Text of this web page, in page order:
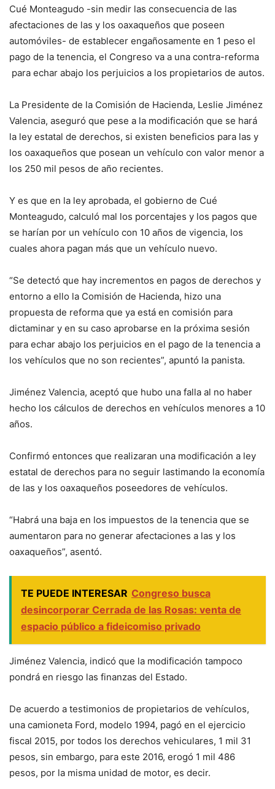
Cué Monteagudo -sin medir las consecuencia de las
afectaciones de las y los oaxaqueños que poseen
automóviles- de establecer engañosamente en 1 peso el
pago de la tenencia, el Congreso va a una contra-reforma
para echar abajo los perjuicios a los propietarios de autos.
La Presidente de la Comisión de Hacienda, Leslie Jiménez
Valencia, aseguró que pese a la modificación que se hará
la ley estatal de derechos, si existen beneficios para las y
los oaxaqueños que posean un vehículo con valor menor a
los 250 mil pesos de año recientes.
Y es que en la ley aprobada, el gobierno de Cué
Monteagudo, calculó mal los porcentajes y los pagos que
se harían por un vehículo con 10 años de vigencia, los
cuales ahora pagan más que un vehículo nuevo.
“Se detectó que hay incrementos en pagos de derechos y
entorno a ello la Comisión de Hacienda, hizo una
propuesta de reforma que ya está en comisión para
dictaminar y en su caso aprobarse en la próxima sesión
para echar abajo los perjuicios en el pago de la tenencia a
los vehículos que no son recientes”, apuntó la panista.
Jiménez Valencia, aceptó que hubo una falla al no haber
hecho los cálculos de derechos en vehículos menores a 10
años.
Confirmó entonces que realizaran una modificación a ley
estatal de derechos para no seguir lastimando la economía
de las y los oaxaqueños poseedores de vehículos.
“Habrá una baja en los impuestos de la tenencia que se
aumentaron para no generar afectaciones a las y los
oaxaqueños”, asentó.
TE PUEDE INTERESAR Congreso busca
desincorporar Cerrada de las Rosas: venta de
espacio público a fideicomiso privado
Jiménez Valencia, indicó que la modificación tampoco
pondrá en riesgo las finanzas del Estado.
De acuerdo a testimonios de propietarios de vehículos,
una camioneta Ford, modelo 1994, pagó en el ejercicio
fiscal 2015, por todos los derechos vehiculares, 1 mil 31
pesos, sin embargo, para este 2016, erogó 1 mil 486
pesos, por la misma unidad de motor, es decir.